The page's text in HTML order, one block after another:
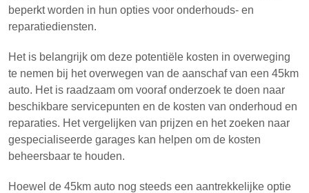
beperkt worden in hun opties voor onderhouds- en
reparatiediensten.
Het is belangrijk om deze potentiële kosten in overweging
te nemen bij het overwegen van de aanschaf van een 45km
auto. Het is raadzaam om vooraf onderzoek te doen naar
beschikbare servicepunten en de kosten van onderhoud en
reparaties. Het vergelijken van prijzen en het zoeken naar
gespecialiseerde garages kan helpen om de kosten
beheersbaar te houden.
Hoewel de 45km auto nog steeds een aantrekkelijke optie